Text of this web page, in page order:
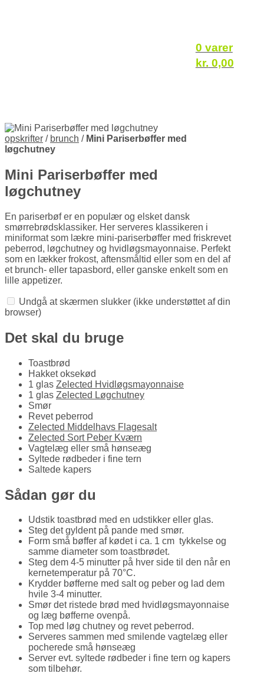
0 varer
kr. 0,00
opskrifter / brunch / Mini Pariserbøffer med
løgchutney
Mini Pariserbøffer med
løgchutney
En pariserbøf er en populær og elsket dansk
smørrebrødsklassiker. Her serveres klassikeren i
miniformat som lækre mini-pariserbøffer med friskrevet
peberrod, løgchutney og hvidløgsmayonnaise. Perfekt
som en lækker frokost, aftensmåltid eller som en del af
et brunch- eller tapasbord, eller ganske enkelt som en
lille appetizer.
Undgå at skærmen slukker (ikke understøttet af din
browser)
Det skal du bruge
Toastbrød
Hakket oksekød
1 glas Zelected Hvidløgsmayonnaise
1 glas Zelected Løgchutney
Smør
Revet peberrod
Zelected Middelhavs Flagesalt
Zelected Sort Peber Kværn
Vagtelæg eller små hønseæg
Syltede rødbeder i fine tern
Saltede kapers
Sådan gør du
Udstik toastbrød med en udstikker eller glas.
Steg det gyldent på pande med smør.
Form små bøffer af kødet i ca. 1 cm tykkelse og
samme diameter som toastbrødet.
Steg dem 4-5 minutter på hver side til den når en
kernetemperatur på 70°C.
Krydder bøfferne med salt og peber og lad dem
hvile 3-4 minutter.
Smør det ristede brød med hvidløgsmayonnaise
og læg bøfferne ovenpå.
Top med løg chutney og revet peberrod.
Serveres sammen med smilende vagtelæg eller
pocherede små hønseæg
Server evt. syltede rødbeder i fine tern og kapers
som tilbehør.